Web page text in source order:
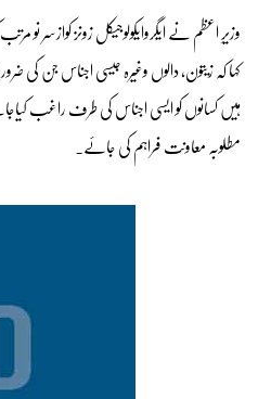
وزیرِ اعظم نے ایگروایکولوجیکل زونز کوازسر
کہا کہ زیتون، دالوں وغیرہ جیسی اجناس جن کی
ہیں کسانوں کو ایسی اجناس کی طرف راغب
مطلوبہ معاونت فراہم کی جائے۔